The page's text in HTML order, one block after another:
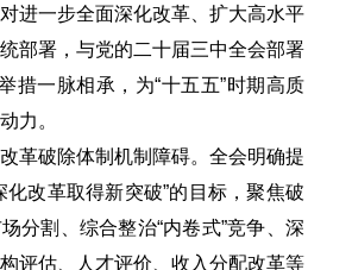
进一步全面深化改革、扩大高水平
部署，与党的二十届三中全会部署
措一脉相承，为“十五五”时期高质
力。
革破除体制机制障碍。全会明确提
化改革取得新突破”的目标，聚焦破
分割、综合整治“内卷式”竞争、深
评估、人才评价、收入分配改革等